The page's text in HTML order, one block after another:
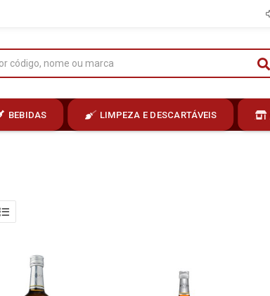
BEBIDAS LIMPEZA E DESCARTÁVEIS